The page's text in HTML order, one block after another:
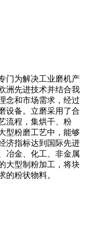
门为解决工业磨机产
洲先进技术并结合我
念和市场需求，经过
设备。立磨采用了合
流程，集烘干、粉
型粉磨工艺中，能够
济指标达到国际先进
冶金、化工、非金属
大型制粉加工，将块
的粉状物料。